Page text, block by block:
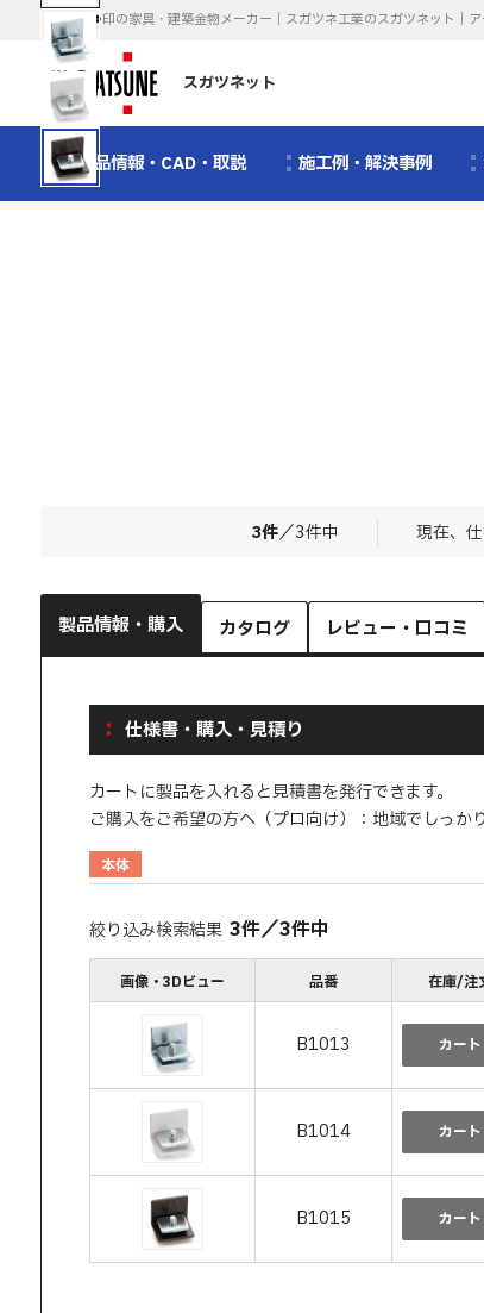
印の家具・建築金物メーカー｜スガツネ工業のスガツネット｜
スガツネット
製品情報・CAD・取説 施工例・解決事例
3件／3件中 現在、
製品情報・購入 カタログ レビュー・口コミ
仕様書・購入・見積り
カートに製品を入れると見積書を発行できます。
ご購入をご希望の方へ（プロ向け）：地域でしっか
本体
絞り込み検索結果 3件／3件中
画像・3Dビュー 品番 在庫/注
B1013 カート
B1014 カート
B1015 カート